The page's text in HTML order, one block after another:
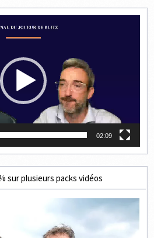
02:09
sur plusieurs packs vidéos